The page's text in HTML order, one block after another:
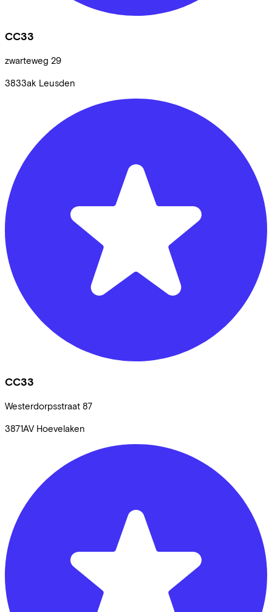
CC33
zwarteweg 29
3833ak Leusden
CC33
Westerdorpsstraat 87
3871AV Hoevelaken